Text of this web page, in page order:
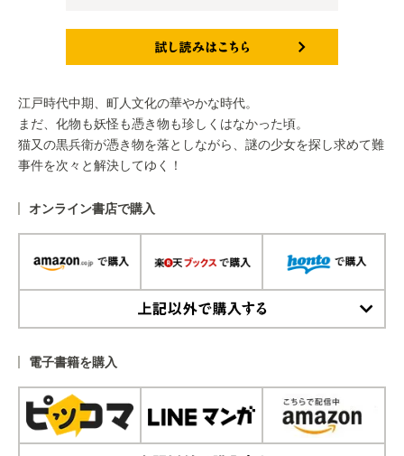
江戸時代中期、町人文化の華やかな時代。
まだ、化物も妖怪も憑き物も珍しくはなかった頃。
猫又の黒兵衛が憑き物を落としながら、謎の少女を探し求めて難
事件を次々と解決してゆく！
オンライン書店で購入
電子書籍を購入